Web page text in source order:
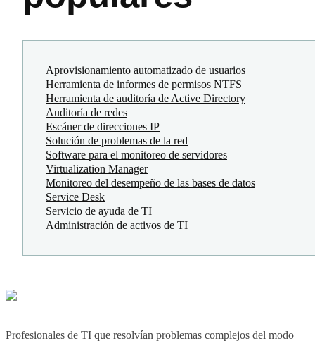
Aprovisionamiento automatizado de usuarios
Herramienta de informes de permisos NTFS
Herramienta de auditoría de Active Directory
Auditoría de redes
Escáner de direcciones IP
Solución de problemas de la red
Software para el monitoreo de servidores
Virtualization Manager
Monitoreo del desempeño de las bases de datos
Service Desk
Servicio de ayuda de TI
Administración de activos de TI
Profesionales de TI que resolvían problemas complejos del modo